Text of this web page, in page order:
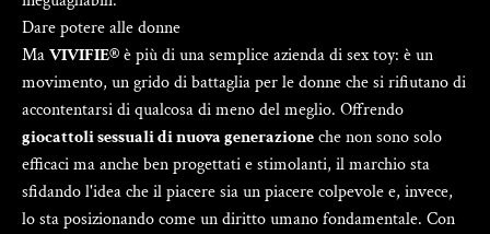
Dare potere alle donne
MaVIVIFIE®è più di una semplice azienda di sex toy: è un
movimento, un grido di battaglia per le donne che si rifiutano di
accontentarsi di qualcosa di meno del meglio. Offrendo
giocattoli sessuali di nuova generazioneche non sono solo
efficaci ma anche ben progettati e stimolanti, il marchio sta
sfidando l'idea che il piacere sia un piacere colpevole e, invece,
lo sta posizionando come un diritto umano fondamentale. Con